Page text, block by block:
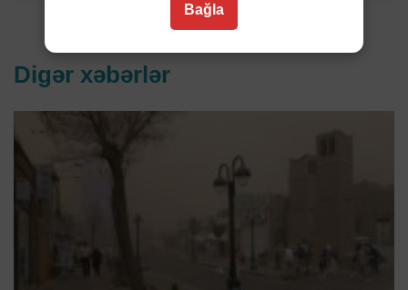
Digər xəbərlər
Bağla